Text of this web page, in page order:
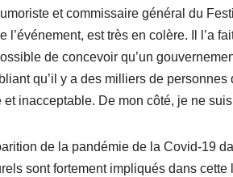
et commissaire général du
l’événement, est très en colère. Il l’a
de concevoir qu’un
qu’il y a des milliers de
inacceptable. De mon côté, je ne
de la pandémie de la Covid-19
sont fortement impliqués dans